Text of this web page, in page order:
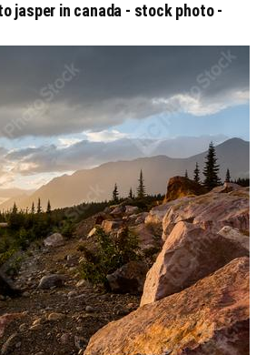
jasper in canada - stock photo -